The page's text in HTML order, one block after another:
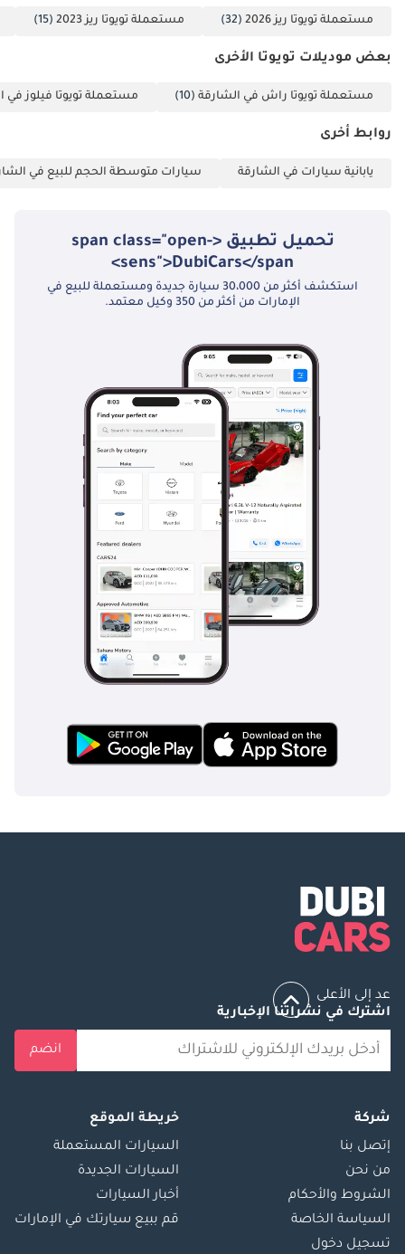
مستعملة تويوتا ريز 2026 (32) مستعملة تويوتا ريز 2023 (15)
بعض موديلات تويوتا الأخرى
مستعملة تويوتا راش في الشارقة (10) مستعملة تويوتا فيلوز في
روابط أخرى
يابانية سيارات في الشارقة سيارات متوسطة الحجم للبيع في
تحميل تطبيق <span class="open-
sens">DubiCars</span>
استكشف أكثر من 30،000 سيارة جديدة ومستعملة للبيع في
الإمارات من أكثر من 350 وكيل معتمد.
هذه الفئة أيضًا نظام توزيع قوة الفرامل الإلكتروني، الذي يُحسّن قوة
التوقف بناءً على حمولة السيارة، مما يضمن أداءً ثابتًا سواء كنت تقود
بمفردك أو مع ركاب.
الخلاصة
للمشتري الذكي في الإمارات العربية المتحدة أو دول مجلس التعاون
موثوقية عالية المستوى. إنه الخيار الأمثل للشاب العامل أو العائلة
تم إنشاء هذه الإحصاءات بواسطة الذكاء الاصطناعي اعتماداً على بيانات
خبراء السوق. يُرجى دائماً فحص السيارة قبل الشراء.
عد إلى الأعلى
اشترك في نشراتنا الإخبارية
انضم
شركة
إتصل بنا
من نحن
الشروط والأحكام
السياسة الخاصة
تسجيل دخول
خريطة الموقع
السيارات المستعملة
السيارات الجديدة
أخبار السيارات
قم ببيع سيارتك في الإمارات